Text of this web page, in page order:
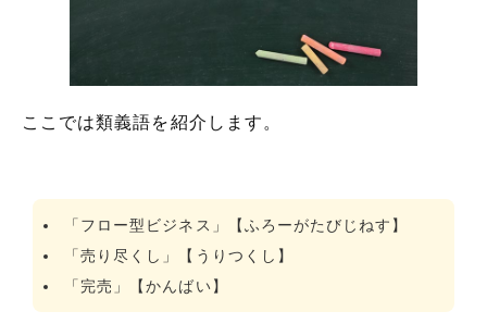
ここでは類義語を紹介します。
「フロー型ビジネス」【ふろーがたびじねす】
「売り尽くし」【うりつくし】
「完売」【かんばい】